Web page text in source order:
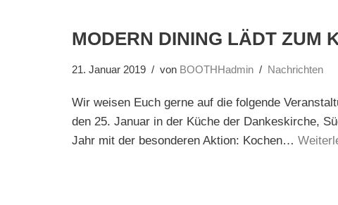
MODERN DINING LÄDT ZUM
21. Januar 2019 von BOOTHHadmin Nachrichten
Wir weisen Euch gerne auf die folgende
den 25. Januar in der Küche der Dankeskirche,
Jahr mit der besonderen Aktion: Kochen…